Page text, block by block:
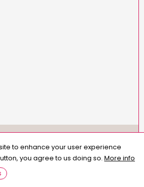
contact
questions fréquentes
to enhance your user experience
you agree to us doing so. More info